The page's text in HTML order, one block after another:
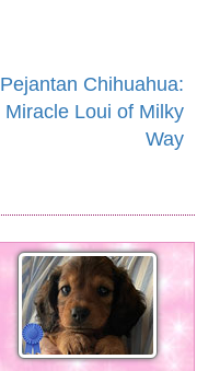
Pejantan Chihuahua:
Miracle Loui of Milky
Way